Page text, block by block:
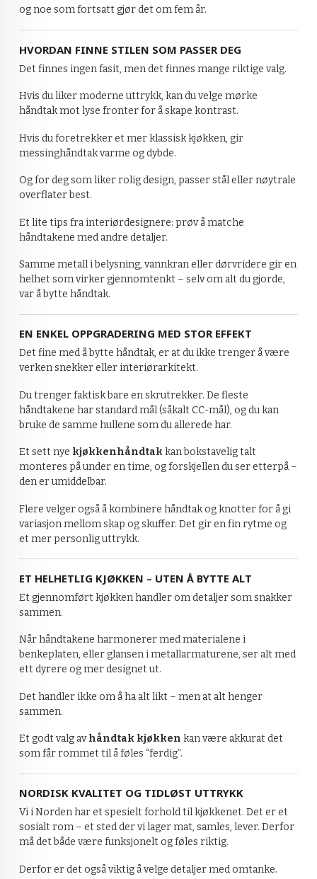
og noe som fortsatt gjør det om fem år.
HVORDAN FINNE STILEN SOM PASSER DEG
Det finnes ingen fasit, men det finnes mange riktige valg.
Hvis du liker moderne uttrykk, kan du velge mørke
håndtak mot lyse fronter for å skape kontrast.
Hvis du foretrekker et mer klassisk kjøkken, gir
messinghåndtak varme og dybde.
Og for deg som liker rolig design, passer stål eller nøytrale
overflater best.
Et lite tips fra interiørdesignere: prøv å matche
håndtakene med andre detaljer.
Samme metall i belysning, vannkran eller dørvridere gir en
helhet som virker gjennomtenkt – selv om alt du gjorde,
var å bytte håndtak.
EN ENKEL OPPGRADERING MED STOR EFFEKT
Det fine med å bytte håndtak, er at du ikke trenger å være
verken snekker eller interiørarkitekt.
Du trenger faktisk bare en skrutrekker. De fleste
håndtakene har standard mål (såkalt CC-mål), og du kan
bruke de samme hullene som du allerede har.
Et sett nye kjøkkenhåndtakkan bokstavelig talt
monteres på under en time, og forskjellen du ser etterpå –
den er umiddelbar.
Flere velger også å kombinere håndtak og knotter for å gi
variasjon mellom skap og skuffer. Det gir en fin rytme og
et mer personlig uttrykk.
ET HELHETLIG KJØKKEN – UTEN Å BYTTE ALT
Et gjennomført kjøkken handler om detaljer som snakker
sammen.
Når håndtakene harmonerer med materialene i
benkeplaten, eller glansen i metallarmaturene, ser alt med
ett dyrere og mer designet ut.
Det handler ikke om å ha alt likt – men at alt henger
sammen.
Et godt valg avhåndtak kjøkken kan være akkurat det
som får rommet til å føles “ferdig”.
NORDISK KVALITET OG TIDLØST UTTRYKK
Vi i Norden har et spesielt forhold til kjøkkenet. Det er et
sosialt rom – et sted der vi lager mat, samles, lever. Derfor
må det både være funksjonelt og føles riktig.
Derfor er det også viktig å velge detaljer med omtanke.